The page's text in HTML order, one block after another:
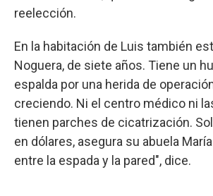
reelección.
En la habitación de Luis también
Noguera, de siete años. Tiene un
espalda por una herida de
creciendo. Ni el centro médico ni
tienen parches de cicatrización.
en dólares, asegura su abuela
entre la espada y la pared", dice.